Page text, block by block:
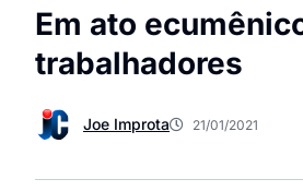
Em ato
trabalhadores
Joe Improta 21/01/2021